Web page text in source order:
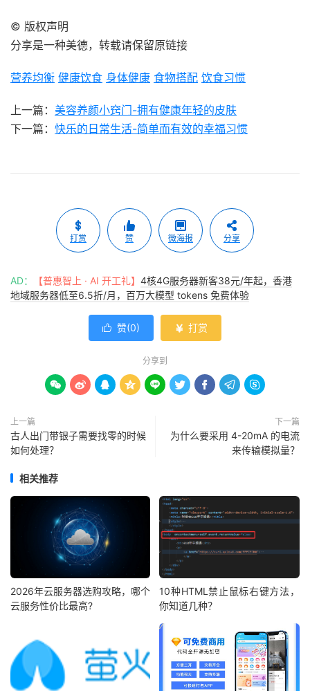
© 版权声明
分享是一种美德，转载请保留原链接
营养均衡 健康饮食 身体健康 食物搭配 饮食习惯
上一篇： 美容养颜小窍门-拥有健康年轻的皮肤
下一篇： 快乐的日常生活-简单而有效的幸福习惯
打赏 赞 微海报 分享
AD： 【普惠智上 · AI 开工礼】 4核4G服务器新客38元/年起，香港
地域服务器低至6.5折/月，百万大模型 tokens 免费体验
 赞(0)  打赏
分享到
        
上一篇
古人出门带银子需要找零的时候
如何处理？
下一篇
为什么要采用 4-20mA 的电流
来传输模拟量？
相关推荐
2026年云服务器选购攻略，哪个
云服务性价比最高?
10种HTML禁止鼠标右键方法，
你知道几种？